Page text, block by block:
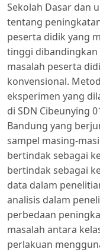
Sekolah Dasar dan
tentang
peserta didik yang
tinggi dibandingkan
masalah peserta
konvensional.
eksperimen yang
di SDN Cibeunying
Bandung yang
sampel masing-
bertindak sebagai
bertindak sebagai
data dalam
analisis dalam
perbedaan
masalah antara
perlakuan